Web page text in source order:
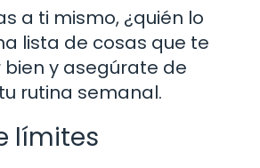
a ti mismo, ¿quién lo
lista de cosas que te
y asegúrate de
rutina semanal.
límites